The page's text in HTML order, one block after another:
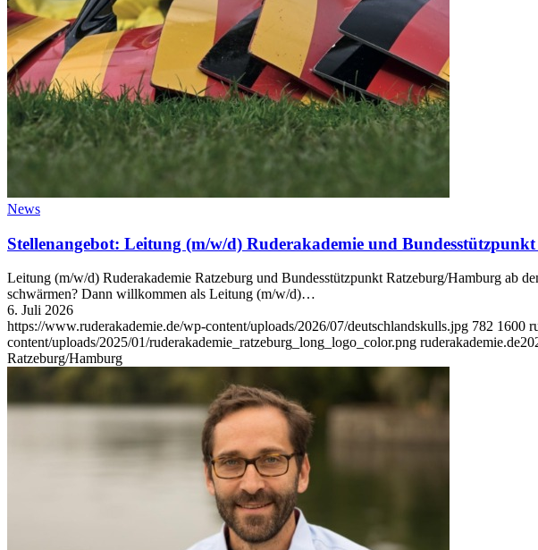
News
Stellenangebot: Leitung (m/w/d) Ruderakademie und
Leitung (m/w/d) Ruderakademie Ratzeburg und Bundesstützpunkt Ratzeburg/Hamburg ab
schwärmen? Dann willkommen als Leitung (m/w/d)…
6. Juli 2026
https://www.ruderakademie.de/wp-content/uploads/2026/07/deutschlandskulls.jpg 782 1600
content/uploads/2025/01/ruderakademie_ratzeburg_long_logo_color.png ruderakademie.de
Ratzeburg/Hamburg